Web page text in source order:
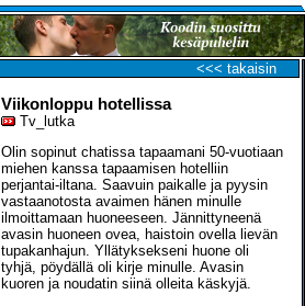
<<< takaisin
Viikonloppu hotellissa
Tv_lutka
Olin sopinut chatissa tapaamani 50-vuotiaan
miehen kanssa tapaamisen hotelliin
perjantai-iltana. Saavuin paikalle ja pyysin
vastaanotosta avaimen hänen minulle
ilmoittamaan huoneeseen. Jännittyneenä
avasin huoneen ovea, haistoin ovella lievän
tupakanhajun. Yllätyksekseni huone oli
tyhjä, pöydällä oli kirje minulle. Avasin
kuoren ja noudatin siinä olleita käskyjä.